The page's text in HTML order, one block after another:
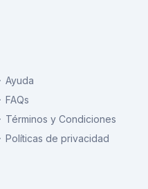
Ayuda
FAQs
Términos y Condiciones
Políticas de privacidad